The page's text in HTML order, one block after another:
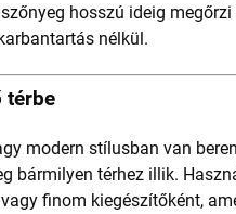
hosszú ideig megőrzi
nélkül.
térbe
modern stílusban van
bármilyen térhez illik.
finom kiegészítőként,